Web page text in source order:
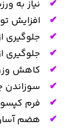
نیاز به
افزایش
جلوگیری
جلوگیری
کاهش
سوزاندن
فرم
هضم